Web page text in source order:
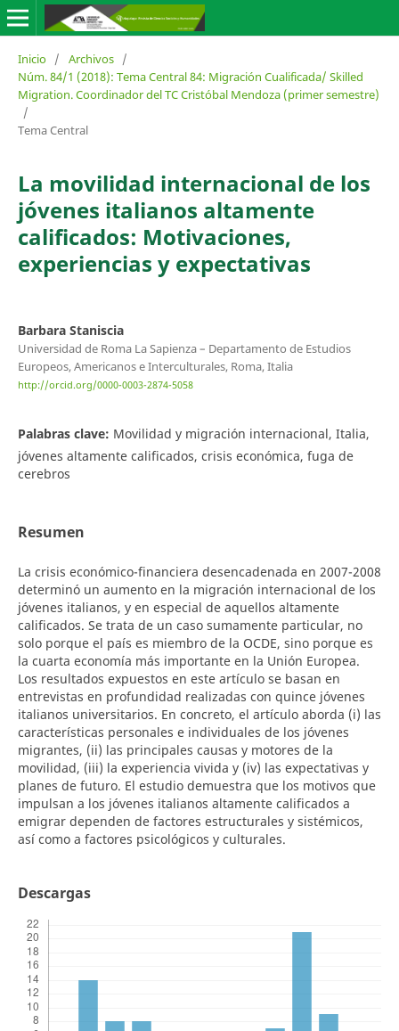
Inicio / Archivos /
Núm. 84/1 (2018): Tema Central 84: Migración Cualificada/ Skilled
Migration. Coordinador del TC Cristóbal Mendoza (primer semestre)
/
Tema Central
La movilidad internacional de los
jóvenes italianos altamente
calificados: Motivaciones,
experiencias y expectativas
Barbara Staniscia
Universidad de Roma La Sapienza – Departamento de Estudios
Europeos, Americanos e Interculturales, Roma, Italia
http://orcid.org/0000-0003-2874-5058
Palabras clave: Movilidad y migración internacional, Italia,
jóvenes altamente calificados, crisis económica, fuga de
cerebros
Resumen
La crisis económico-financiera desencadenada en 2007-2008
determinó un aumento en la migración internacional de los
jóvenes italianos, y en especial de aquellos altamente
calificados. Se trata de un caso sumamente particular, no
solo porque el país es miembro de la OCDE, sino porque es
la cuarta economía más importante en la Unión Europea.
Los resultados expuestos en este artículo se basan en
entrevistas en profundidad realizadas con quince jóvenes
italianos universitarios. En concreto, el artículo aborda (i) las
características personales e individuales de los jóvenes
migrantes, (ii) las principales causas y motores de la
movilidad, (iii) la experiencia vivida y (iv) las expectativas y
planes de futuro. El estudio demuestra que los motivos que
impulsan a los jóvenes italianos altamente calificados a
emigrar dependen de factores estructurales y sistémicos,
así como a factores psicológicos y culturales.
Descargas